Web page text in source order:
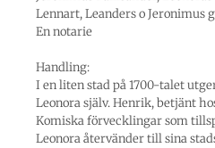
Lennart, Leanders o Jeronimus
En notarie
Handling:
I en liten stad på 1700-talet
Leonora själv. Henrik, betjänt
Komiska förvecklingar som
Leonora återvänder till sina